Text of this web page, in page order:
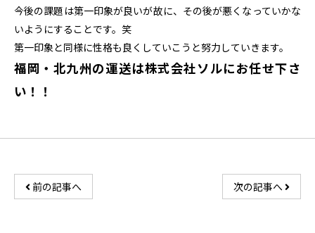
今後の課題は第一印象が良いが故に、その後が悪くなっていかな
いようにすることです。笑
第一印象と同様に性格も良くしていこうと努力していきます。
福岡・北九州の運送は株式会社ソルにお任せ下さ
い！！
前の記事へ 次の記事へ